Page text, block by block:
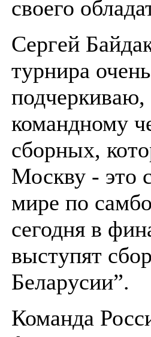
своего
Сергей
турнира
подчеркиваю,
командному
сборных,
Москву - это
мире по
сегодня в
выступят
Беларусии”.
Команда